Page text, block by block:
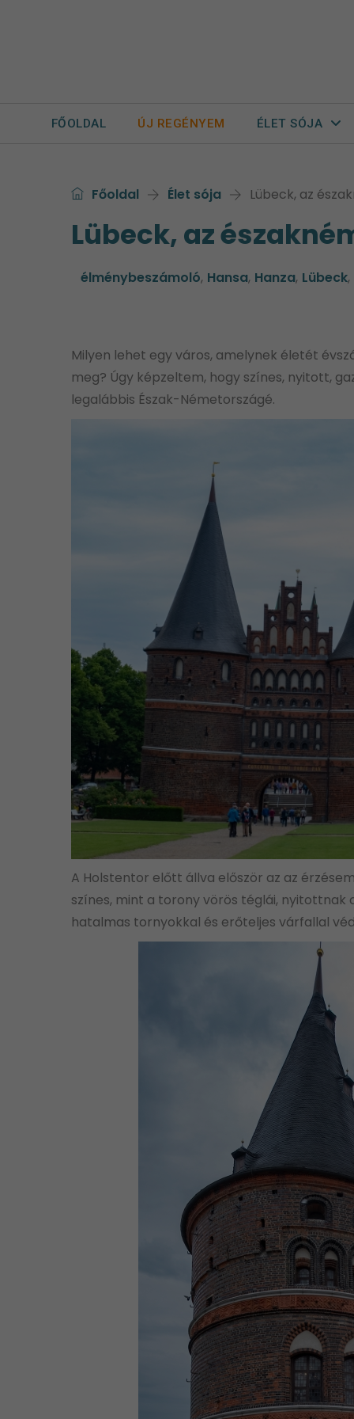
FŐOLDAL ÚJ REGÉNYEM ÉLET SÓJA
Főoldal Élet sója Lübeck, az
Lübeck, az
élménybeszámoló, Hansa, Hanza, Lübeck,
Milyen lehet egy város, amelynek életét
meg? Úgy képzeltem, hogy színes, nyitott,
legalábbis Észak-Németországé.
A Holstentor előtt állva először az az
színes, mint a torony vörös téglái,
hatalmas tornyokkal és erőteljes várfallal